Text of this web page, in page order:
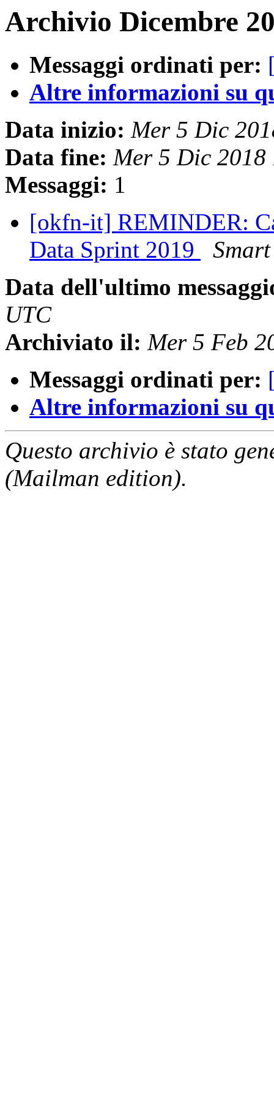
Archivio Dicembre
Messaggi ordinati per:
Altre informazioni su
Data inizio: Mer 5 Dic
Data fine: Mer 5 Dic
Messaggi: 1
[okfn-it] REMINDER:
Data Sprint 2019
Data dell'ultimo
UTC
Archiviato il: Mer 5 Feb
Messaggi ordinati per:
Altre informazioni su
Questo archivio è stato
(Mailman edition).